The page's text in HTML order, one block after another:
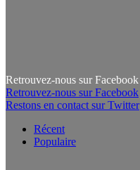
Retrouvez-nous sur Facebook
Retrouvez-nous sur Facebook
Restons en contact sur Twitter
Récent
Populaire